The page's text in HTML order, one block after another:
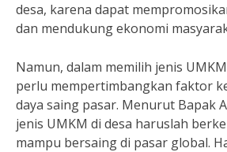
desa, karena dapat
dan mendukung ekonomi
Namun, dalam memilih jenis
perlu mempertimbangkan faktor
daya saing pasar. Menurut Bapak
jenis UMKM di desa haruslah
mampu bersaing di pasar global.